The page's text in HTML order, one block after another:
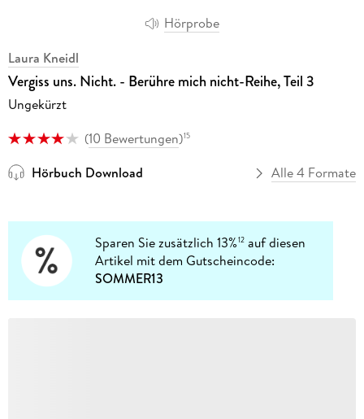
Hörprobe
Laura Kneidl
Vergiss uns. Nicht. - Berühre mich nicht-Reihe, Teil 3
Ungekürzt
(10 Bewertungen)15
Hörbuch Download Alle 4 Formate
Sparen Sie zusätzlich 13%12 auf diesen
Artikel mit dem Gutscheincode:
SOMMER13